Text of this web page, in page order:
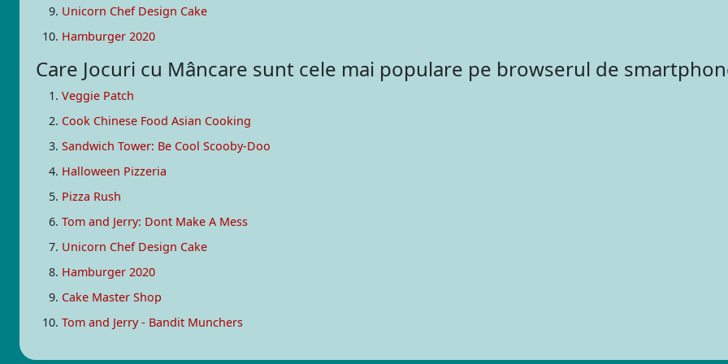
Unicorn Chef Design Cake
Hamburger 2020
Care Jocuri cu Mâncare sunt cele mai populare pe browserul de
Veggie Patch
Cook Chinese Food Asian Cooking
Sandwich Tower: Be Cool Scooby-Doo
Halloween Pizzeria
Pizza Rush
Tom and Jerry: Dont Make A Mess
Unicorn Chef Design Cake
Hamburger 2020
Cake Master Shop
Tom and Jerry - Bandit Munchers